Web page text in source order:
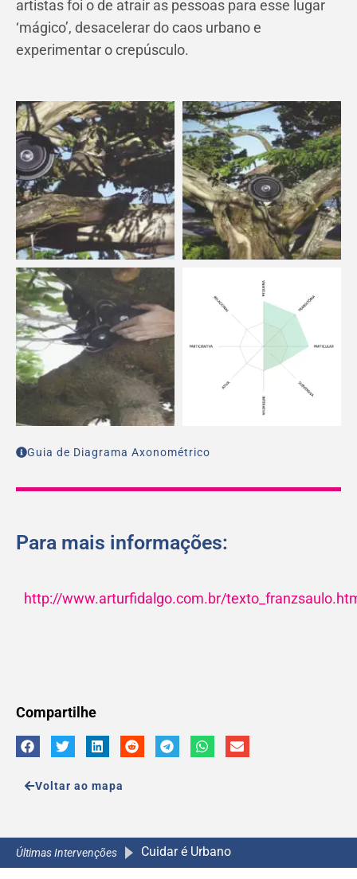
artistas foi o de atrair as pessoas para esse lugar
‘mágico’, desacelerar do caos urbano e
experimentar o crepúsculo.
Guia de Diagrama Axonométrico
Para mais informações:
http://www.arturfidalgo.com.br/
Compartilhe
Voltar ao mapa
Últimas Intervenções Cuidar é Urbano
A Caminho da Escola 2.0
A Caminho da Escola 2.0
A Caminho da Escola 2.0